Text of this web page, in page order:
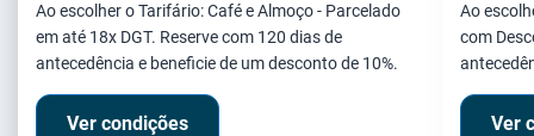
Ao escolher o Tarifário: Café e Almoço - Parcelado
em até 18x DGT. Reserve com 120 dias de
antecedência e beneficie de um desconto de 10%.
Ver condições
Ao
com
Ver